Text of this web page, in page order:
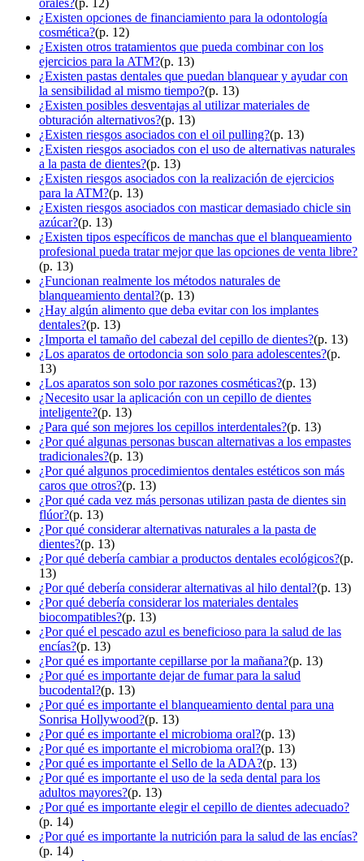
orales?(p. 12)
¿Existen opciones de financiamiento para la odontología
cosmética?(p. 12)
¿Existen otros tratamientos que pueda combinar con los
ejercicios para la ATM?(p. 13)
¿Existen pastas dentales que puedan blanquear y ayudar con
la sensibilidad al mismo tiempo?(p. 13)
¿Existen posibles desventajas al utilizar materiales de
obturación alternativos?(p. 13)
¿Existen riesgos asociados con el oil pulling?(p. 13)
¿Existen riesgos asociados con el uso de alternativas naturales
a la pasta de dientes?(p. 13)
¿Existen riesgos asociados con la realización de ejercicios
para la ATM?(p. 13)
¿Existen riesgos asociados con masticar demasiado chicle sin
azúcar?(p. 13)
¿Existen tipos específicos de manchas que el blanqueamiento
profesional pueda tratar mejor que las opciones de venta libre?
(p. 13)
¿Funcionan realmente los métodos naturales de
blanqueamiento dental?(p. 13)
¿Hay algún alimento que deba evitar con los implantes
dentales?(p. 13)
¿Importa el tamaño del cabezal del cepillo de dientes?(p. 13)
¿Los aparatos de ortodoncia son solo para adolescentes?(p.
13)
¿Los aparatos son solo por razones cosméticas?(p. 13)
¿Necesito usar la aplicación con un cepillo de dientes
inteligente?(p. 13)
¿Para qué son mejores los cepillos interdentales?(p. 13)
¿Por qué algunas personas buscan alternativas a los empastes
tradicionales?(p. 13)
¿Por qué algunos procedimientos dentales estéticos son más
caros que otros?(p. 13)
¿Por qué cada vez más personas utilizan pasta de dientes sin
flúor?(p. 13)
¿Por qué considerar alternativas naturales a la pasta de
dientes?(p. 13)
¿Por qué debería cambiar a productos dentales ecológicos?(p.
13)
¿Por qué debería considerar alternativas al hilo dental?(p. 13)
¿Por qué debería considerar los materiales dentales
biocompatibles?(p. 13)
¿Por qué el pescado azul es beneficioso para la salud de las
encías?(p. 13)
¿Por qué es importante cepillarse por la mañana?(p. 13)
¿Por qué es importante dejar de fumar para la salud
bucodental?(p. 13)
¿Por qué es importante el blanqueamiento dental para una
Sonrisa Hollywood?(p. 13)
¿Por qué es importante el microbioma oral?(p. 13)
¿Por qué es importante el microbioma oral?(p. 13)
¿Por qué es importante el Sello de la ADA?(p. 13)
¿Por qué es importante el uso de la seda dental para los
adultos mayores?(p. 13)
¿Por qué es importante elegir el cepillo de dientes adecuado?
(p. 14)
¿Por qué es importante la nutrición para la salud de las encías?
(p. 14)